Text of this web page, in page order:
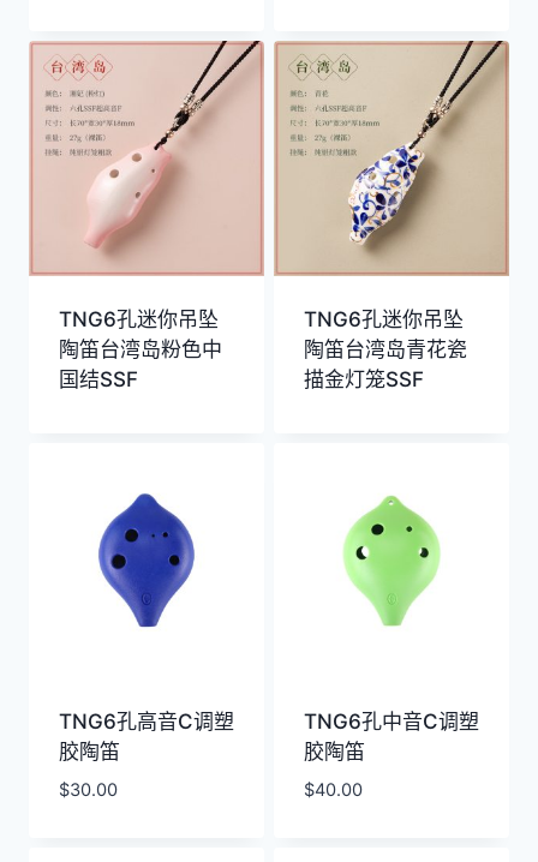
TNG6孔迷你吊坠
陶笛台湾岛粉色中
国结SSF
TNG6孔迷你吊坠
陶笛台湾岛青花瓷
描金灯笼SSF
TNG6孔高音C调塑
胶陶笛
$30.00
TNG6孔中音C调塑
胶陶笛
$40.00